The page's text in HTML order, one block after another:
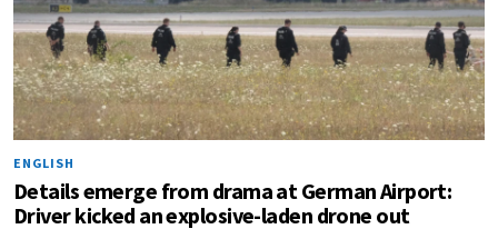
ENGLISH
Details emerge from drama at German Airport:
Driver kicked an explosive-laden drone out